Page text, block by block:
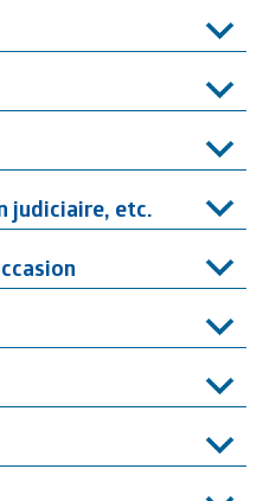
judiciaire, etc.